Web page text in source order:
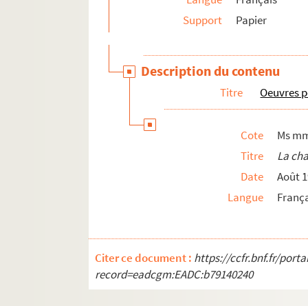
Support
Papier
Description du contenu
Titre Oeuvres
Cote
Ms
Titre
La
Date
Août
Langue
Citer ce document : https://ccfr.bnf.fr/
record=eadcgm:EADC:b79140240